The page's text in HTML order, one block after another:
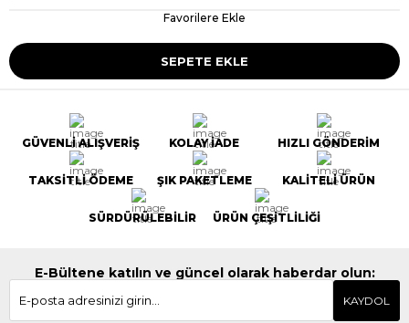
Favorilere Ekle
GÜVENLİ ALIŞVERİŞ KOLAY İADE HIZLI GÖNDERİM
TAKSİTLİ ÖDEME ŞIK PAKETLEME KALİTELİ ÜRÜN
SÜRDÜRÜLEBİLİR ÜRÜN ÇEŞİTLİLİĞİ
E-Bültene katılın ve güncel olarak haberdar olun:
KAYDOL